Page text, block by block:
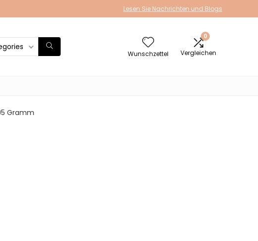
Lesen Sie Nachrichten und Blogs
Wunschzettel
0
Vergleichen
Gramm